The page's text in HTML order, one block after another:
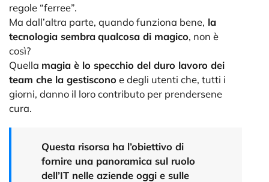
regole “ferree”.
Ma dall’altra parte, quando funziona bene, la
tecnologia sembraqualcosa di magico, non è
così?
Quella magia è lo specchio del duro lavoro dei
team che la gestiscono e degli utenti che, tutti i
giorni, danno il loro contributo per prendersene
cura.
Questa risorsa ha l’obiettivo di
fornire una panoramica sul ruolo
dell’IT nelle aziende oggi e sulle